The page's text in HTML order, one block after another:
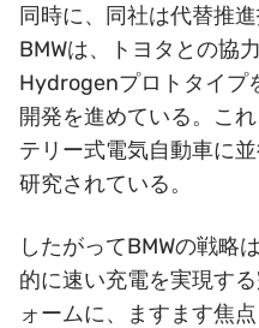
同時に、同社は代替推
BMWは、トヨタとの協
Hydrogenプロトタイプ
開発を進めている。こ
テリー式電気自動車に
研究されている。
したがってBMWの戦略
的に速い充電を実現す
ォームに、ますます焦